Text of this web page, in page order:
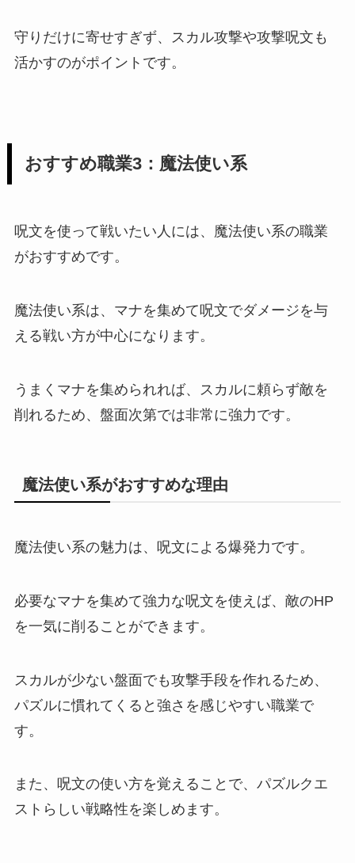
守りだけに寄せすぎず、スカル攻撃や攻撃呪文も
活かすのがポイントです。
おすすめ職業3：魔法使い系
呪文を使って戦いたい人には、魔法使い系の職業
がおすすめです。
魔法使い系は、マナを集めて呪文でダメージを与
える戦い方が中心になります。
うまくマナを集められれば、スカルに頼らず敵を
削れるため、盤面次第では非常に強力です。
魔法使い系がおすすめな理由
魔法使い系の魅力は、呪文による爆発力です。
必要なマナを集めて強力な呪文を使えば、敵のHP
を一気に削ることができます。
スカルが少ない盤面でも攻撃手段を作れるため、
パズルに慣れてくると強さを感じやすい職業で
す。
また、呪文の使い方を覚えることで、パズルクエ
ストらしい戦略性を楽しめます。